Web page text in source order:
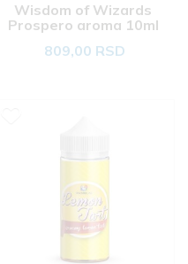
Wisdom of Wizards
Prospero aroma 10ml
809,00 RSD